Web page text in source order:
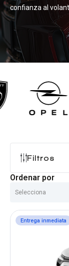
Noticias
Centro de
confianza al
Filtros
Ordenar por
Entrega inmediata